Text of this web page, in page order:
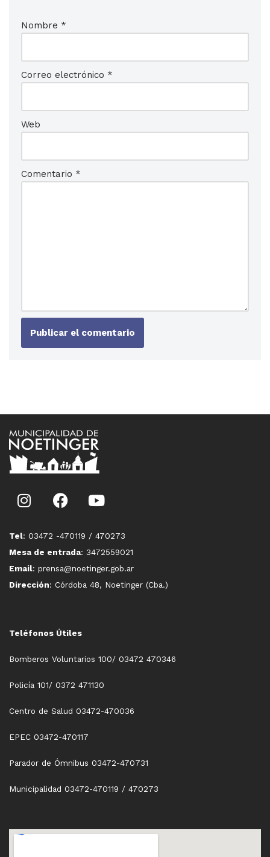
Nombre *
Correo electrónico *
Web
Comentario *
Tel: 03472 -470119 / 470273
Mesa de entrada: 3472559021
Email: prensa@noetinger.gob.ar
Dirección: Córdoba 48, Noetinger (Cba.)
Teléfonos Útiles
Bomberos Voluntarios 100/ 03472 470346
Policía 101/ 0372 471130
Centro de Salud 03472-470036
EPEC 03472-470117
Parador de Ómnibus 03472-470731
Municipalidad 03472-470119 / 470273